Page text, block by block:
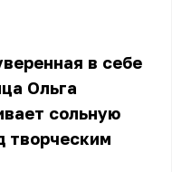
в себе
Ольга
сольную
творческим